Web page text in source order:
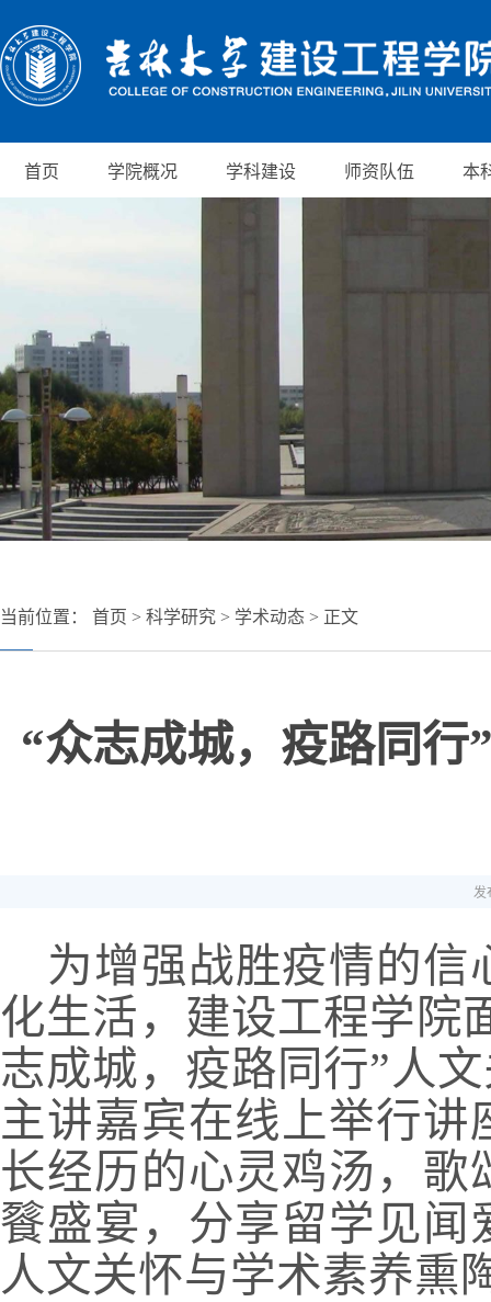
首页 学院概况 学科建设 师资队伍 本
当前位置： 首页 > 科学研究 > 学术动态 > 正文
“众志成城，疫路同
发
为增强战胜疫情的
化生活，建设工程学院
志成城，疫路同行”人
主讲嘉宾在线上举行
长经历的心灵鸡汤，
餮盛宴，分享留学见
人文关怀与学术素养熏